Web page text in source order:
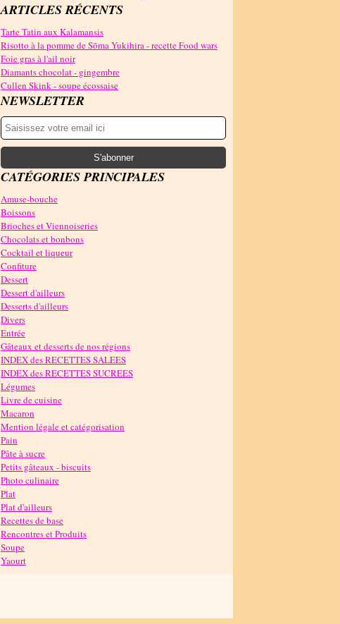
ARTICLES RÉCENTS
Tarte Tatin aux Kalamansis
Risotto à la pomme de Sōma Yukihira - recette Food wars
Foie gras à l'ail noir
Diamants chocolat - gingembre
Cullen Skink - soupe écossaise
NEWSLETTER
CATÉGORIES PRINCIPALES
Amuse-bouche
Boissons
Brioches et Viennoiseries
Chocolats et bonbons
Cocktail et liqueur
Confiture
Dessert
Dessert d'ailleurs
Desserts d'ailleurs
Divers
Entrée
Gâteaux et desserts de nos régions
INDEX des RECETTES SALEES
INDEX des RECETTES SUCREES
Légumes
Livre de cuisine
Macaron
Mention légale et catégorisation
Pain
Pâte à sucre
Petits gâteaux - biscuits
Photo culinaire
Plat
Plat d'ailleurs
Recettes de base
Rencontres et Produits
Soupe
Yaourt